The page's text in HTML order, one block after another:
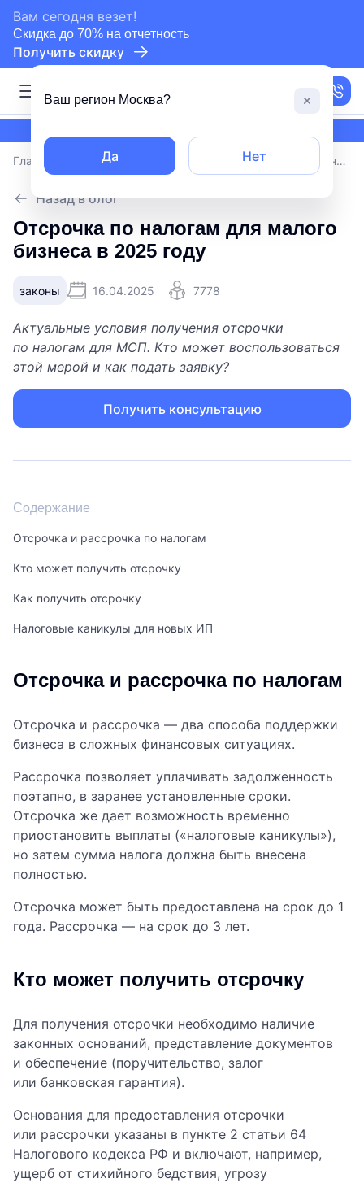
Вам сегодня везет!
Скидка до 70% на отчетность
Получить скидку
Москва
сертифицированный партнер СБИС
Главная Блог/ Отсрочка по налогам для малого бизнеса в 2025 году
Назад в блог
Отсрочка по налогам для малого
бизнеса в 2025 году
законы 16.04.2025 7778
Актуальные условия получения отсрочки
по налогам для МСП. Кто может воспользоваться
этой мерой и как подать заявку?
Получить консультацию
Содержание
Отсрочка и рассрочка по налогам
Кто может получить отсрочку
Как получить отсрочку
Налоговые каникулы для новых ИП
Отсрочка и рассрочка по налогам
Отсрочка и рассрочка — два способа поддержки
бизнеса в сложных финансовых ситуациях.
Рассрочка позволяет уплачивать задолженность
поэтапно, в заранее установленные сроки.
Отсрочка же дает возможность временно
приостановить выплаты («налоговые каникулы»),
но затем сумма налога должна быть внесена
полностью.
Отсрочка может быть предоставлена на срок до 1
года. Рассрочка — на срок до 3 лет.
Кто может получить отсрочку
Для получения отсрочки необходимо наличие
законных оснований, представление документов
и обеспечение (поручительство, залог
или банковская гарантия).
Основания для предоставления отсрочки
или рассрочки указаны в пункте 2 статьи 64
Налогового кодекса РФ и включают, например,
ущерб от стихийного бедствия, угрозу
Ваш регион Москва?
Да Нет